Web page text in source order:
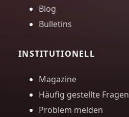
Blog
Bulletins
INSTITUTIONELL
Magazine
Häufig gestellte Fragen
Problem melden